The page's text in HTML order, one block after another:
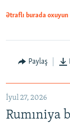
Ətraflı burada oxuyun
Paylaş
İyul 27, 2026
Rumıniya